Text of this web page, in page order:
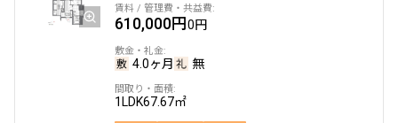
610,000円0円
4.0ヶ月 無
1LDK67.67㎡